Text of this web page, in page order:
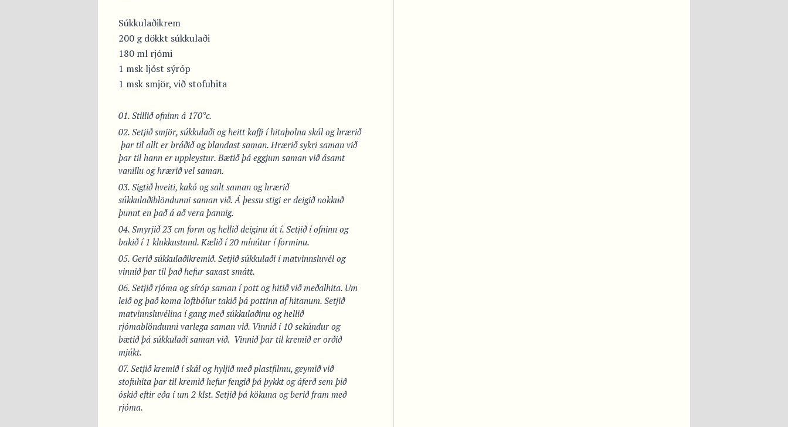
Súkkulaðikrem
200 g dökkt súkkulaði
180 ml rjómi
1 msk ljóst sýróp
1 msk smjör, við stofuhita
Stillið ofninn á 170°c.
Setjið smjör, súkkulaði og heitt kaffi í hitaþolna skál og hrærið
þar til allt er bráðið og blandast saman. Hrærið sykri saman við
þar til hann er uppleystur. Bætið þá eggjum saman við ásamt
vanillu og hrærið vel saman.
Sigtið hveiti, kakó og salt saman og hrærið
súkkulaðiblöndunni saman við. Á þessu stigi er deigið nokkuð
þunnt en það á að vera þannig.
Smyrjið 23 cm form og hellið deiginu út í. Setjið í ofninn og
bakið í 1 klukkustund. Kælið í 20 mínútur í forminu.
Gerið súkkulaðikremið. Setjið súkkulaði í matvinnsluvél og
vinnið þar til það hefur saxast smátt.
Setjið rjóma og síróp saman í pott og hitið við meðalhita. Um
leið og það koma loftbólur takið þá pottinn af hitanum. Setjið
matvinnsluvélina í gang með súkkulaðinu og hellið
rjómablöndunni varlega saman við. Vinnið í 10 sekúndur og
bætið þá súkkulaði saman við. Vinnið þar til kremið er orðið
mjúkt.
Setjið kremið í skál og hyljið með plastfilmu, geymið við
stofuhita þar til kremið hefur fengið þá þykkt og áferð sem þið
óskið eftir eða í um 2 klst. Setjið þá kökuna og berið fram með
rjóma.